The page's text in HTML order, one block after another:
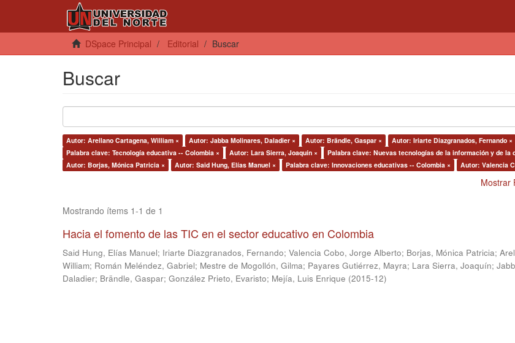
DSpace Principal Editorial Buscar
Buscar
Autor: Arellano Cartagena, William × Autor: Jabba Molinares, Daladier × Autor: Brändle, Gaspar ×
Autor: Iriarte Diazgranados, Fernando ×
Palabra clave: Tecnología educativa -- Colombia ×
Autor: Lara Sierra, Joaquín ×
Palabra clave: Nuevas tecnologías de la información y de la
Autor: Borjas, Mónica Patricia ×
Autor: Said Hung, Elías Manuel × Palabra clave: Innovaciones educativas -- Colombia × Autor: Valencia
Mostrar
Mostrando ítems 1-1 de 1
Hacia el fomento de las TIC en el sector educativo en Colombia
Said Hung, Elías Manuel; Iriarte Diazgranados, Fernando; Valencia Cobo, Jorge Alberto; Borjas, Mónica Patricia;
William; Román Meléndez, Gabriel; Mestre de Mogollón, Gilma; Payares Gutiérrez, Mayra; Lara Sierra, Joaquín;
Daladier; Brändle, Gaspar; González Prieto, Evaristo; Mejía, Luis Enrique (2015-12)